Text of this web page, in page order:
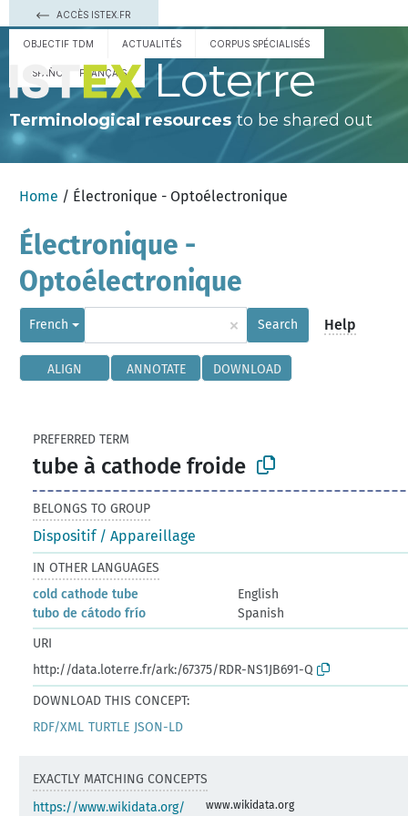
ACCÈS ISTEX.FR
OBJECTIF TDM ACTUALITÉS CORPUS SPÉCIALISÉS
ESPAÑOL FRANÇAIS Loterre
Terminological resourcesto be shared out
Home / Électronique - Optoélectronique
Électronique -
Optoélectronique
French × Search Help
ALIGN ANNOTATE DOWNLOAD
PREFERRED TERM
tube à cathode froide
BELONGS TO GROUP
Dispositif / Appareillage
IN OTHER LANGUAGES
cold cathode tube
English
tubo de cátodo frío
Spanish
URI
http://data.loterre.fr/ark:/67375/RDR-NS1JB691-Q
DOWNLOAD THIS CONCEPT:
RDF/XML TURTLE JSON-LD
EXACTLY MATCHING CONCEPTS
https://www.wikidata.org/
www.wikidata.org